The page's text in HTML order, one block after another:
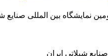
نمایشگاه بین المللی